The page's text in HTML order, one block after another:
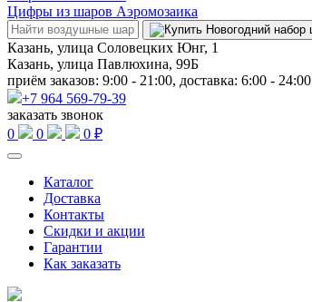
Цифры из шаров Аэромозаика
Казань, улица Соловецких Юнг, 1
Казань, улица Павлюхина, 99Б
приём заказов: 9:00 - 21:00, доставка: 6:00 - 24:00
+7 964 569-79-39
заказать звонок
0
0 0 ₽
Каталог
Доставка
Контакты
Скидки и акции
Гарантии
Как заказать